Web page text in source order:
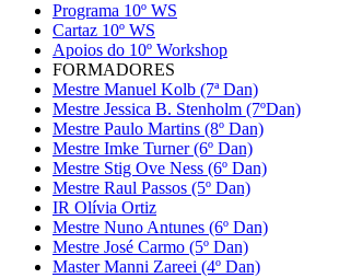
Programa 10º WS
Cartaz 10º WS
Apoios do 10º Workshop
FORMADORES
Mestre Manuel Kolb (7ª Dan)
Mestre Jessica B. Stenholm (7ºDan)
Mestre Paulo Martins (8º Dan)
Mestre Imke Turner (6º Dan)
Mestre Stig Ove Ness (6º Dan)
Mestre Raul Passos (5º Dan)
IR Olívia Ortiz
Mestre Nuno Antunes (6º Dan)
Mestre José Carmo (5º Dan)
Master Manni Zareei (4º Dan)